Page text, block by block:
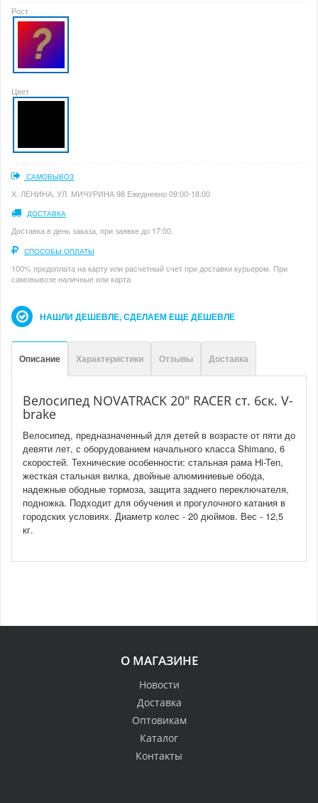
Рост
Цвет
САМОВЫВОЗ
Х. ЛЕНИНА, УЛ. МИЧУРИНА 98 Ежедневно 09:00-18:00
ДОСТАВКА
Доставка в день заказа, при заявке до 17:00.
СПОСОБЫ ОПЛАТЫ
100% предоплата на карту или расчетный счет при доставки курьером. При
самовывозе наличные или карта
НАШЛИ ДЕШЕВЛЕ, СДЕЛАЕМ ЕЩЕ ДЕШЕВЛЕ
Описание Характеристики Отзывы Доставка
Велосипед NOVATRACK 20" RACER ст. 6ск. V-
brake
Велосипед, предназначенный для детей в возрасте от пяти до
девяти лет, с оборудованием начального класса Shimano, 6
скоростей. Технические особенности: стальная рама Hi-Ten,
жесткая стальная вилка, двойные алюминиевые обода,
надежные ободные тормоза, защита заднего переключателя,
подножка. Подходит для обучения и прогулочного катания в
городских условиях. Диаметр колес - 20 дюймов. Вес - 12,5
кг.
О МАГАЗИНЕ
Новости
Доставка
Оптовикам
Каталог
Контакты